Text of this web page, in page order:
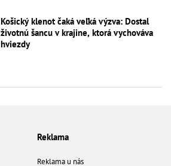
Košický klenot čaká veľká výzva: Dostal
životnú šancu v krajine, ktorá vychováva
hviezdy
Reklama
Reklama u nás